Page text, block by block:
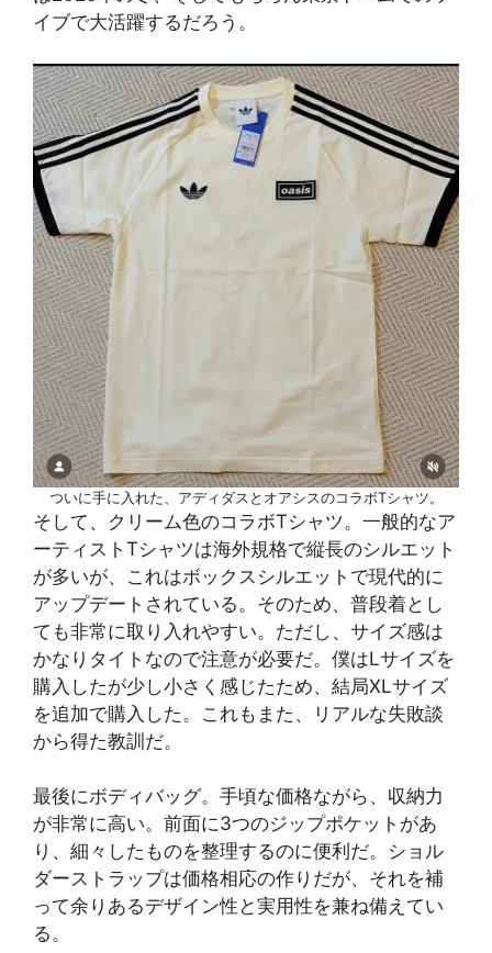
イブで大活躍するだろう。
ついに手に入れた、アディダスとオアシスのコラボTシャツ。
そして、クリーム色のコラボTシャツ。一般的なア
ーティストTシャツは海外規格で縦長のシルエット
が多いが、これはボックスシルエットで現代的に
アップデートされている。そのため、普段着とし
ても非常に取り入れやすい。ただし、サイズ感は
かなりタイトなので注意が必要だ。僕はLサイズを
購入したが少し小さく感じたため、結局XLサイズ
を追加で購入した。これもまた、リアルな失敗談
から得た教訓だ。
最後にボディバッグ。手頃な価格ながら、収納力
が非常に高い。前面に3つのジップポケットがあ
り、細々したものを整理するのに便利だ。ショル
ダーストラップは価格相応の作りだが、それを補
って余りあるデザイン性と実用性を兼ね備えてい
る。